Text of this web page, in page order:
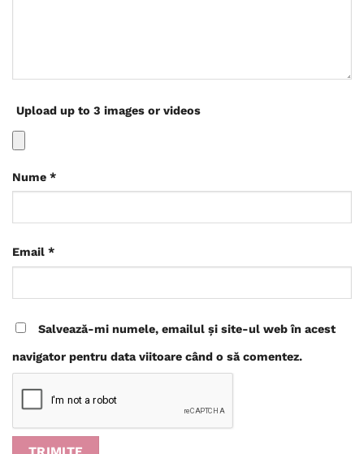
Upload up to 3 images or videos
Nume *
Email *
Salvează-mi numele, emailul și site-ul web în acest
navigator pentru data viitoare când o să comentez.